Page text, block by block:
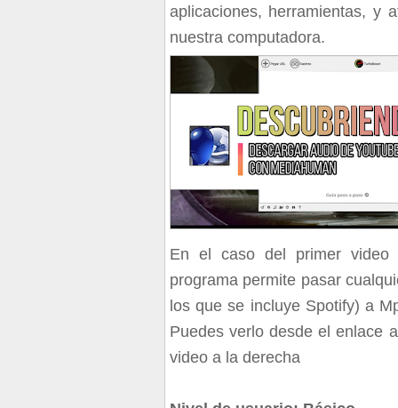
aplicaciones, herramientas, y
nuestra computadora.
En el caso del primer
programa permite pasar
los que se incluye Spotify) a
Puedes verlo desde el enlace
video a la derecha